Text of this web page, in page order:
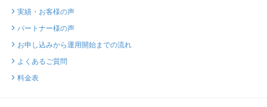
実績・お客様の声
パートナー様の声
お申し込みから運用開始までの流れ
よくあるご質問
料金表